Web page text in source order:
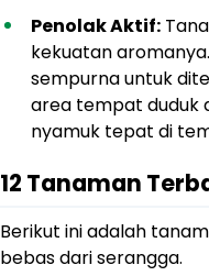
Penolak Aktif:
kekuatan
sempurna untuk
area tempat duduk
nyamuk tepat di
12 Tanaman
Berikut ini adalah
bebas dari serangga.